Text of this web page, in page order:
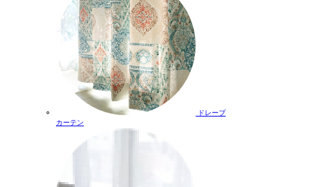
ドレープ
カーテン